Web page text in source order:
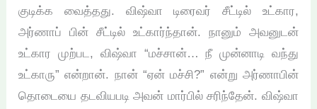
குடிக்க வைத்தது. விஷ்வா டிரைவர் சீட்டில் உட்கார,
அர்ணாப் பின் சீட்டில் உட்கார்ந்தான். நானும் அவனுடன்
உட்கார முற்பட, விஷ்வா “மச்சான்… நீ முன்னாடி வந்து
உட்காரு” என்றான். நான் “ஏன் மச்சி?” என்று அர்ணாபின்
தொடையை தடவியபடி அவன் மார்பில் சரிந்தேன். விஷ்வா